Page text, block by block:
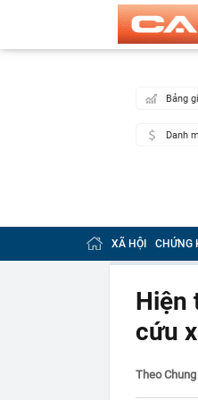
Bảng
Danh
XÃ HỘI CHỨNG
Hiện
cứu
Theo